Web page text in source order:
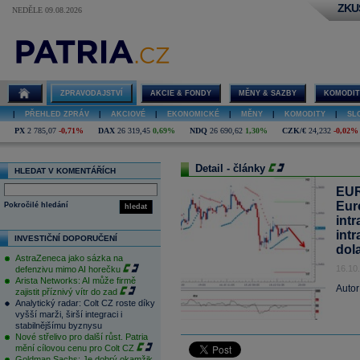
NEDĚLE 09.08.2026
ZPRAVODAJSTVÍ AKCIE & FONDY MĚNY & SAZBY
PŘEHLED ZPRÁV AKCIOVÉ EKONOMICKÉ MĚNY KOMODITY
PX 2 785,07 -0,71% DAX 26 319,45 0,69% NDQ 26 690,62 1,30% CZK/€ 24,232 -0,02%
HLEDAT V KOMENTÁŘÍCH
hledat
Pokročilé hledání
INVESTIČNÍ DOPORUČENÍ
AstraZeneca jako sázka na
defenzivu mimo AI horečku
Arista Networks: AI může firmě
zajistit příznivý vítr do zad
Analytický radar: Colt CZ roste díky
vyšší marži, širší integraci i
stabilnějšímu byznysu
Nové střelivo pro další růst. Patria
mění cílovou cenu pro Colt CZ
Detail - články